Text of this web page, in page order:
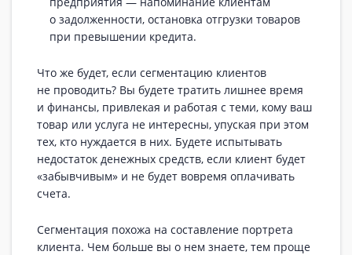
о задолженности, остановка отгрузки товаров
при превышении кредита.
Что же будет, если сегментацию клиентов
не проводить? Вы будете тратить лишнее время
и финансы, привлекая и работая с теми, кому ваш
товар или услуга не интересны, упуская при этом
тех, кто нуждается в них. Будете испытывать
недостаток денежных средств, если клиент будет
«забывчивым» и не будет вовремя оплачивать
счета.
Сегментация похожа на составление портрета
клиента. Чем больше вы о нем знаете, тем проще